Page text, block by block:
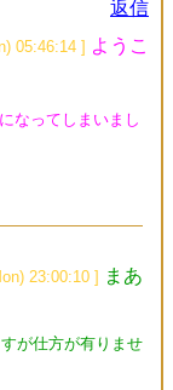
返信
05:46:14 ] ようこ
なってしまいまし
23:00:10 ] まあ
が仕方が有りませ